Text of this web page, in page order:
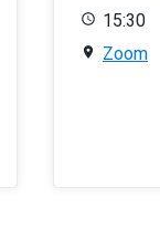
15:30
Zoom